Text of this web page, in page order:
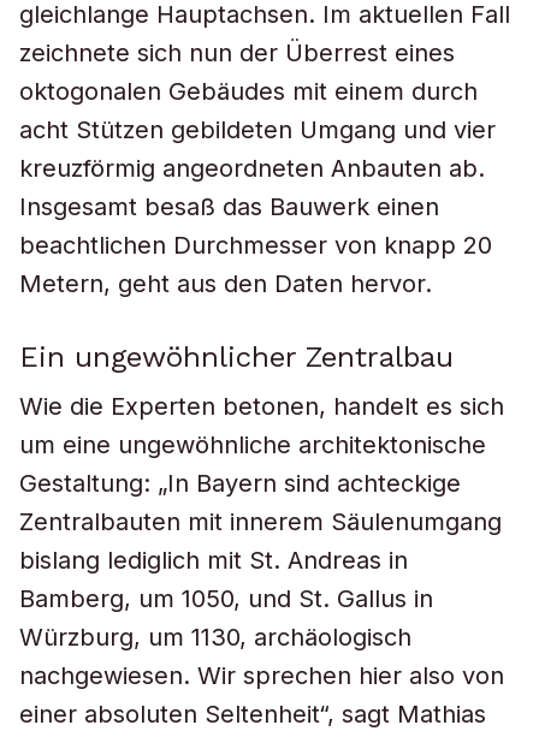
gleichlange Hauptachsen. Im aktuellen Fall
zeichnete sich nun der Überrest eines
oktogonalen Gebäudes mit einem durch
acht Stützen gebildeten Umgang und vier
kreuzförmig angeordneten Anbauten ab.
Insgesamt besaß das Bauwerk einen
beachtlichen Durchmesser von knapp 20
Metern, geht aus den Daten hervor.
Ein ungewöhnlicher Zentralbau
Wie die Experten betonen, handelt es sich
um eine ungewöhnliche architektonische
Gestaltung: „In Bayern sind achteckige
Zentralbauten mit innerem Säulenumgang
bislang lediglich mit St. Andreas in
Bamberg, um 1050, und St. Gallus in
Würzburg, um 1130, archäologisch
nachgewiesen. Wir sprechen hier also von
einer absoluten Seltenheit“, sagt Mathias